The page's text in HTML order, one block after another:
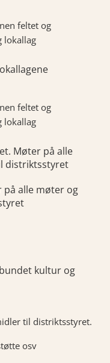
feltet og
lokallag
feltet og
lokallag
Møter på alle
distriktsstyret
på alle møter og
kultur og
til distriktsstyret.
osv